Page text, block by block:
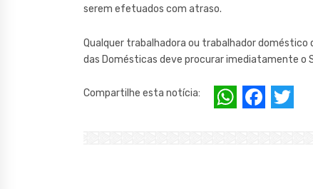
serem efetuados com atraso.
Qualquer trabalhadora ou trabalhador doméstico
das Domésticas deve procurar imediatamente o
Compartilhe esta notícia:
W
F